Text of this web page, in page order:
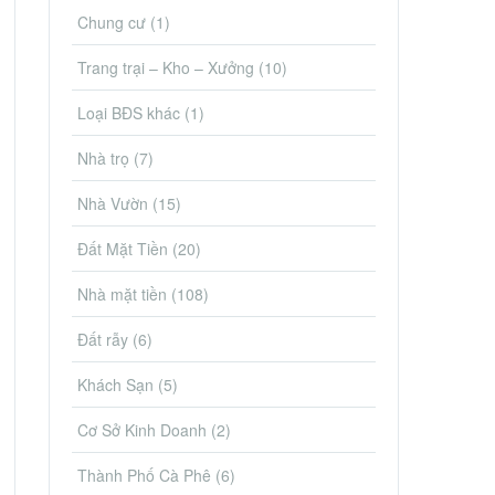
Chung cư (1)
Trang trại – Kho – Xưởng (10)
Loại BĐS khác (1)
Nhà trọ (7)
Nhà Vườn (15)
Đất Mặt Tiền (20)
Nhà mặt tiền (108)
Đất rẫy (6)
Khách Sạn (5)
Cơ Sở Kinh Doanh (2)
Thành Phố Cà Phê (6)